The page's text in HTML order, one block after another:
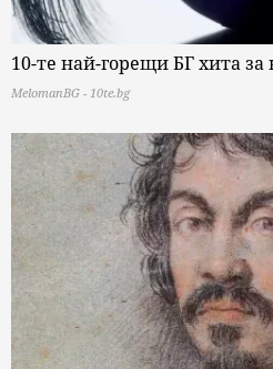
10-те най-горещи БГ хита за
MelomanBG - 10te.bg